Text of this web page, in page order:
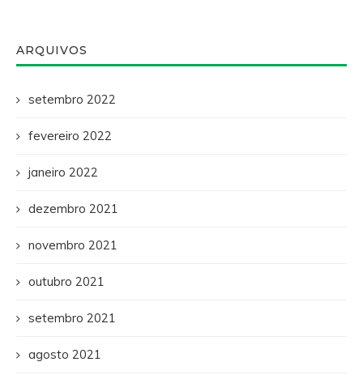
ARQUIVOS
setembro 2022
fevereiro 2022
janeiro 2022
dezembro 2021
novembro 2021
outubro 2021
setembro 2021
agosto 2021